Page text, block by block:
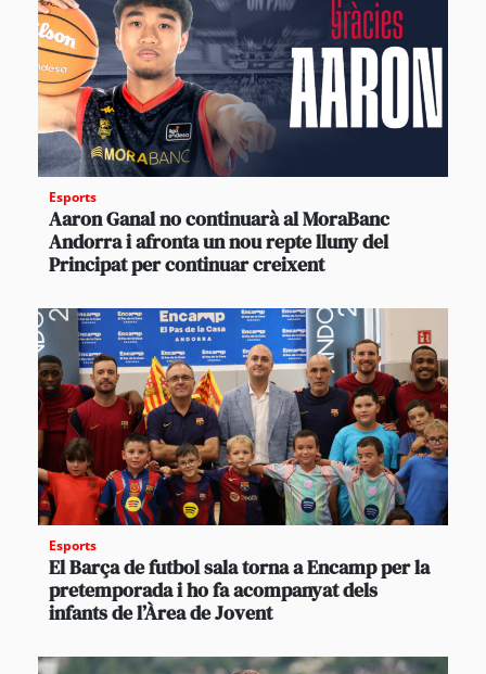
Esports
Aaron Ganal no continuarà al MoraBanc
Andorra i afronta un nou repte lluny del
Principat per continuar creixent
Esports
El Barça de futbol sala torna a Encamp per la
pretemporada i ho fa acompanyat dels
infants de l’Àrea de Jovent